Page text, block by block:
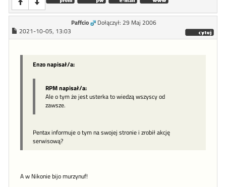
Paffcio
Dołączył: 29 Maj 2006
2021-10-05, 13:03
Enzo napisał/a:
RPM napisał/a:
Ale o tym że jest usterka to wiedzą wszyscy od
zawsze.
Pentax informuje o tym na swojej stronie i zrobił akcję
serwisową?
A w Nikonie bijo murzynuf!